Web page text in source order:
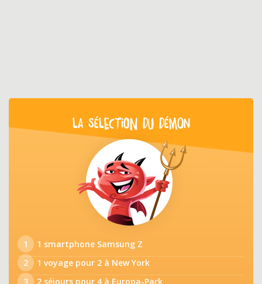
LA SÉLECTION DU DÉMON
1
1 smartphone Samsung Z
2
1 voyage pour 2 à New York
3
2 séjours pour 4 à Europa-Park